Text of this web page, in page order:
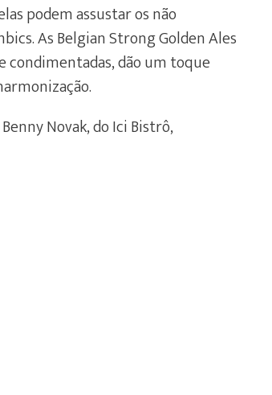
podem assustar os não
As Belgian Strong Golden Ales
condimentadas, dão um toque
Novak, do Ici Bistrô,